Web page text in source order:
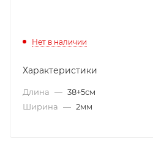
Нет в наличии
Характеристики
Длина — 38+5см
Ширина — 2мм